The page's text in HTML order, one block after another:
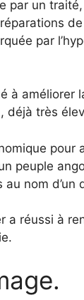
par un
par
à améliorer
déjà très
pour
peuple
nom d’un
a réussi à